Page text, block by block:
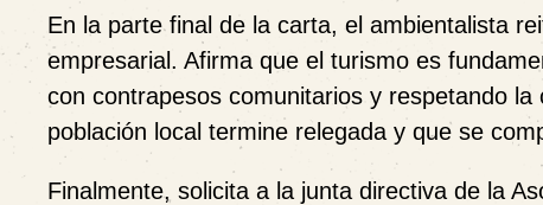
En la parte final de la carta, el ambientalista
empresarial. Afirma que el turismo es
con contrapesos comunitarios y respetando
población local termine relegada y que se
Finalmente, solicita a la junta directiva de la